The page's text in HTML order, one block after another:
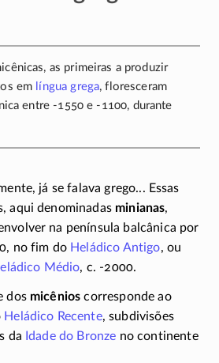
as primeiras a produzir
em língua grega, floresceram
entre -1550e -1100, durante
já se falava grego... Essas
aqui denominadas minianas,
na península balcânica por
, no fim do Heládico Antigo, ou
Médio, c. -2000.
dos micênioscorresponde ao
Heládico Recente, subdivisões
da Idade do Bronze no continente